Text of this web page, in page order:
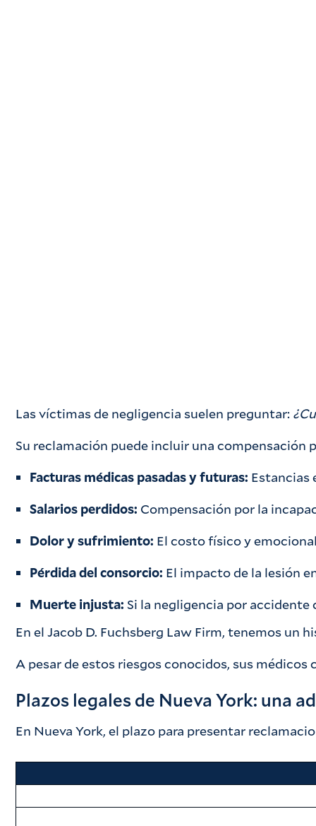
Las víctimas de negligencia suelen preguntar:
Su reclamación puede incluir una compensación
Facturas médicas pasadas y futuras: Estancias
Salarios perdidos: Compensación por la
Dolor y sufrimiento: El costo físico y
Pérdida del consorcio: El impacto de la lesión
Muerte injusta: Si la negligencia por accidente
En el Jacob D. Fuchsberg Law Firm, tenemos
A pesar de estos riesgos conocidos, sus
Plazos legales de Nueva York: una
En Nueva York, el plazo para presentar